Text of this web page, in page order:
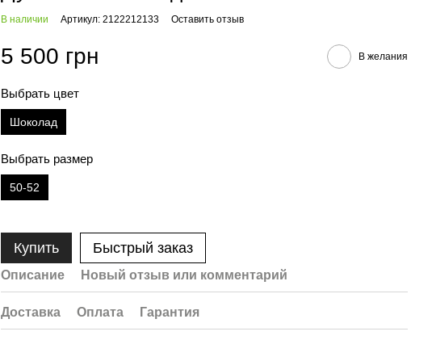
В наличии Артикул: 2122212133 Оставить отзыв
5 500 грн В желания
Выбрать цвет
Шоколад
Выбрать размер
50-52
Купить Быстрый заказ
Описание Новый отзыв или комментарий
Доставка Оплата Гарантия